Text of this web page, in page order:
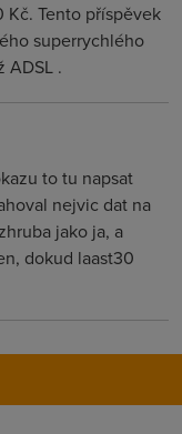
Kč. Tento příspěvek
superrychlého
ADSL .
to tu napsat
nejvic dat na
jako ja, a
dokud laast30